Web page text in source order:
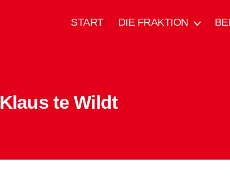
START DIE FRAKTION
Klaus te Wildt